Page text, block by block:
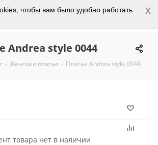
чтобы вам было удобно работать
x
0
Andrea style 0044
- Женские платья - Платье Andrea style 0044
товара нет в наличии